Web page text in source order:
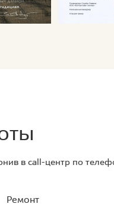
в call-центр по
Ремонт